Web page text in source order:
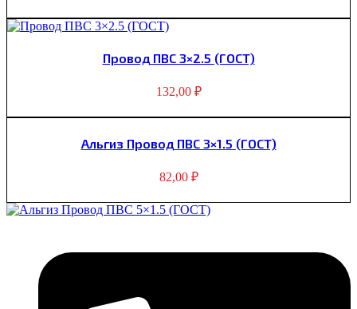
Пpовод ПВС 3×2.5 (ГОСТ)
132,00 ₽
Альгиз Пpовод ПВС 3×1.5 (ГОСТ)
82,00 ₽